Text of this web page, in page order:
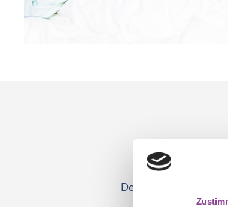
Denken Sie bitte